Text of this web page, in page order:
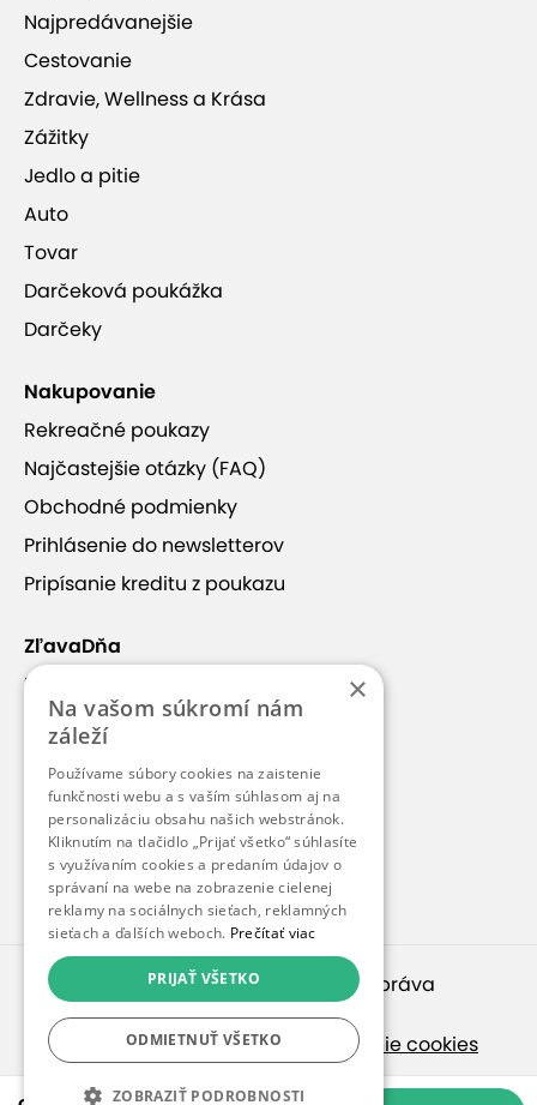
Najpredávanejšie
Cestovanie
Zdravie, Wellness a Krása
Zážitky
Jedlo a pitie
Auto
Tovar
Darčeková poukážka
Darčeky
Nakupovanie
Rekreačné poukazy
Najčastejšie otázky (FAQ)
Obchodné podmienky
Prihlásenie do newsletterov
Pripísanie kreditu z poukazu
ZľavaDňa
Náš príbeh
Kontakt
Kariéra
Blog
Pre médiá
Pre partnerov
© 2010 – 2026inspirago s. r. o.
. Všetky práva
vyhradené.
Ochrana osobných údajov|
Nastavenie cookies
Ak hľadáte ponuky v češtine, pozrite sa na
×
Na vašom súkromí nám
záleží
Používame súbory cookies na zaistenie
funkčnosti webu a s vaším súhlasom aj na
personalizáciu obsahu našich webstránok.
Kliknutím na tlačidlo „Prijať všetko“ súhlasíte
s využívaním cookies a predaním údajov o
správaní na webe na zobrazenie cielenej
reklamy na sociálnych sieťach, reklamných
sieťach a ďalších weboch. Prečítať viac
PRIJAŤ VŠETKO
ODMIETNUŤ VŠETKO
ZOBRAZIŤ PODROBNOSTI